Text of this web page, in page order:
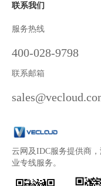
联系我们
服务热线
400-028-9798
联系邮箱
云网及IDC服务提供商
业专线服务。